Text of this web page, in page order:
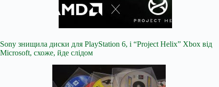
Sony знищила диски для PlayStation 6, і “Project Helix” Xbox від
Microsoft, схоже, йде слідом